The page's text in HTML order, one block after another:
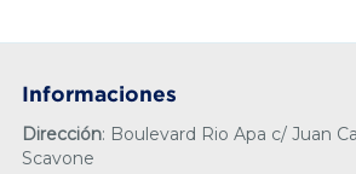
Informaciones
Dirección: Boulevard Rio Apa c/ Juan
Scavone